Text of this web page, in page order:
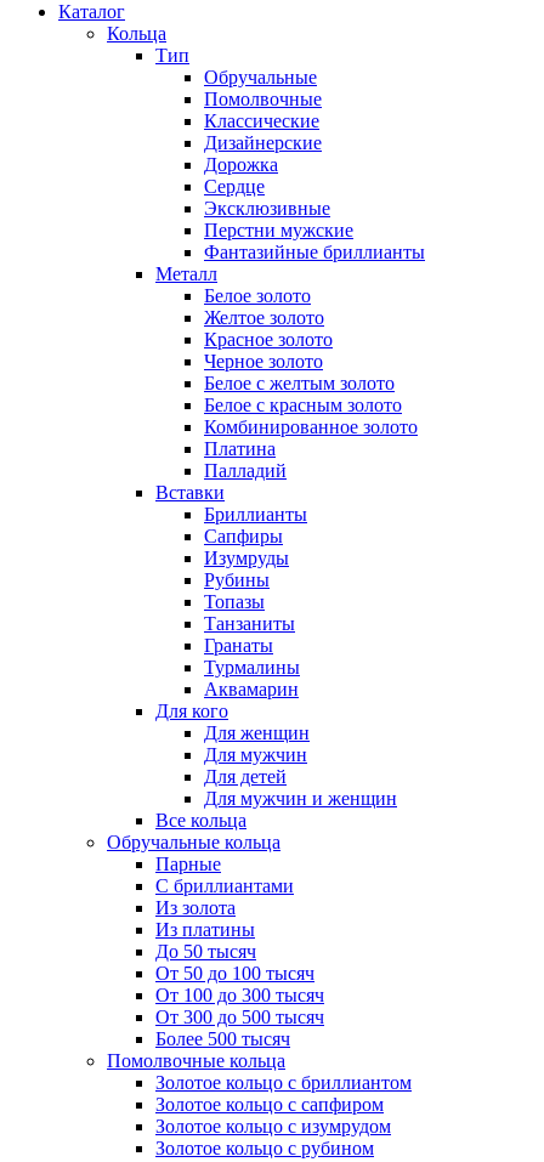
Каталог
Кольца
Тип
Обручальные
Помолвочные
Классические
Дизайнерские
Дорожка
Сердце
Эксклюзивные
Перстни мужские
Фантазийные бриллианты
Металл
Белое золото
Желтое золото
Красное золото
Черное золото
Белое с желтым золото
Белое с красным золото
Комбинированное золото
Платина
Палладий
Вставки
Бриллианты
Сапфиры
Изумруды
Рубины
Топазы
Танзаниты
Гранаты
Турмалины
Аквамарин
Для кого
Для женщин
Для мужчин
Для детей
Для мужчин и женщин
Все кольца
Обручальные кольца
Парные
С бриллиантами
Из золота
Из платины
До 50 тысяч
От 50 до 100 тысяч
От 100 до 300 тысяч
От 300 до 500 тысяч
Более 500 тысяч
Помолвочные кольца
Золотое кольцо с бриллиантом
Золотое кольцо с сапфиром
Золотое кольцо с изумрудом
Золотое кольцо с рубином